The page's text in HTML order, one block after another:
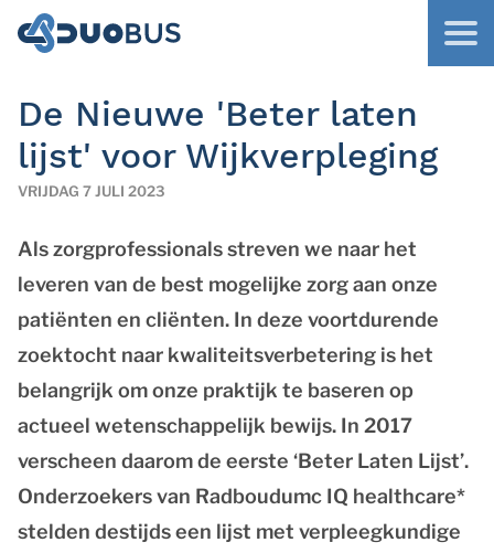
De Nieuwe 'Beter laten
lijst' voor Wijkverpleging
VRIJDAG 7 JULI 2023
Als zorgprofessionals streven we naar het
leveren van de best mogelijke zorg aan onze
patiënten en cliënten. In deze voortdurende
zoektocht naar kwaliteitsverbetering is het
belangrijk om onze praktijk te baseren op
actueel wetenschappelijk bewijs. In 2017
verscheen daarom de eerste ‘Beter Laten Lijst’.
Onderzoekers van Radboudumc IQ healthcare*
stelden destijds een lijst met verpleegkundige